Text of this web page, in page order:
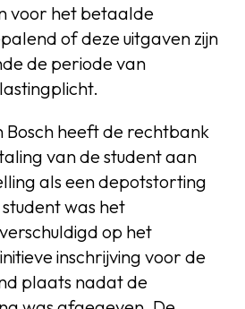
voor het betaalde
of deze uitgaven zijn
de periode van
Bosch heeft de rechtbank
van de student aan
als een depotstorting
was het
op het
inschrijving voor de
plaats nadat de